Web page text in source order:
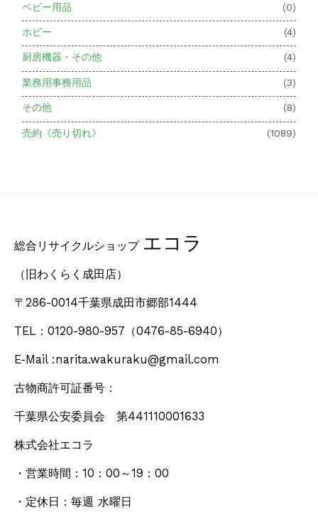
ベビー用品 (0)
ホビー (4)
厨房機器・その他 (4)
業務用事務用品 (3)
その他 (8)
売約《売り切れ》 (1089)
総合リサイクルショップ エコラ
（旧わくらく成田店）
〒286-0014千葉県成田市郷部1444
TEL：0120-980-957 （0476-85-6940）
E-Mail :narita.wakuraku@gmail.com
古物商許可証番号：
千葉県公安委員会 第441110001633
株式会社エコラ
・営業時間：10：00～19：00
・定休日：毎週 水曜日